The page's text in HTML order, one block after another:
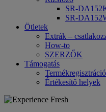
SR-
SR-
Ötletek
Extrák –
How-to
SZERZŐK
Támogatás
Termékregisztráció
Értékesítő helyek